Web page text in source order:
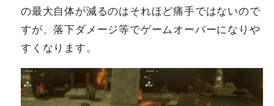
の最大自体が減るのはそれほど痛手ではないので
すが、落下ダメージ等でゲームオーバーになりや
すくなります。